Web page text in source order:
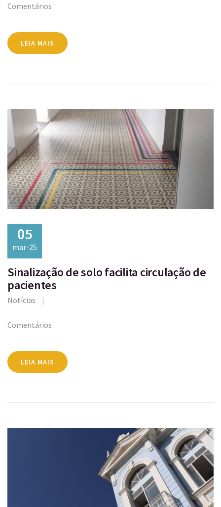
Comentários
LEIA MAIS
05
mar-25
Sinalização de solo facilita circulação de
pacientes
Notícias
Comentários
LEIA MAIS